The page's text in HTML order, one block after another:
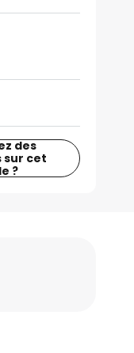
des
sur cet
?